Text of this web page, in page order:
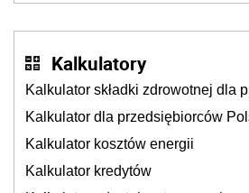
Kalkulatory
Kalkulator składki zdrowotnej dla
Kalkulator dla przedsiębiorców
Kalkulator kosztów energii
Kalkulator kredytów